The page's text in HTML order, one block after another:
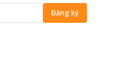
Đăng ký